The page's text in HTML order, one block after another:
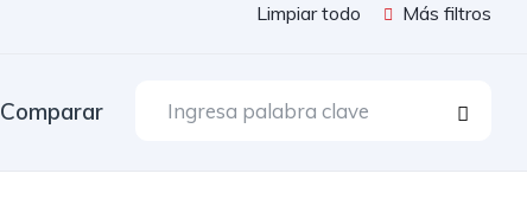
Limpiar todo Más filtros
Comparar